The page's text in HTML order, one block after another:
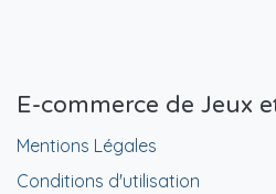
E-commerce de Jeux
Mentions Légales
Conditions d'utilisation